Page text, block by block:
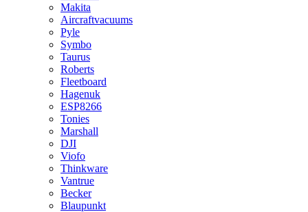
Makita
Aircraftvacuums
Pyle
Symbo
Taurus
Roberts
Fleetboard
Hagenuk
ESP8266
Tonies
Marshall
DJI
Viofo
Thinkware
Vantrue
Becker
Blaupunkt